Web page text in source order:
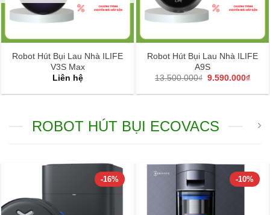
Robot Hút Bụi Lau Nhà ILIFE
V3S Max
Liên hệ
Robot Hút Bụi Lau Nhà ILIFE
A9S
13.500.000₫ Giá
là:
9.590.000₫Giá
tại
ROBOT HÚT BỤI ECOVACS
-16% -10%